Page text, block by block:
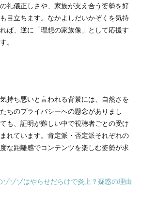
礼儀正しさや、家族が支え合う姿勢を好
目立ちます。なかよしだいかぞくを気持
ば、逆に「理想の家族像」として応援す
。
持ち悪いと言われる背景には、自然さを
ちのプライバシーへの懸念がありまし
も、証明が難しい中で視聴者ごとの受け
れています。肯定派・否定派それぞれの
な距離感でコンテンツを楽しむ姿勢が求
ゾゾゾはやらせだらけで炎上？疑惑の理由